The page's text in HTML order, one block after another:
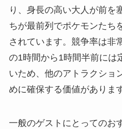
り、身長の高い大人が前を
ちが最前列でポケモンたち
されています。競争率は非
の1時間から1時間半前には
いため、他のアトラクショ
めに確保する価値がありま
一般のゲストにとってのお